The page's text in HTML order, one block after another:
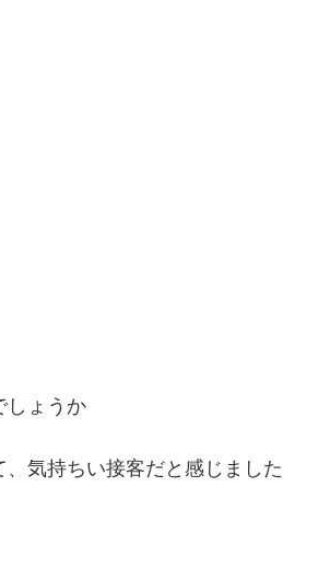
しょうか
、気持ちい接客だと感じました